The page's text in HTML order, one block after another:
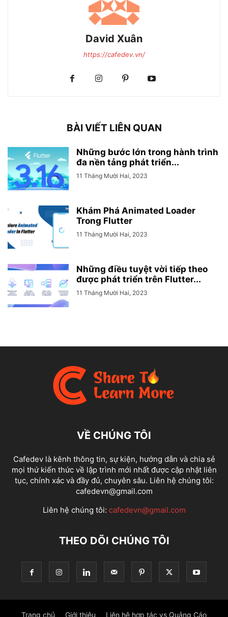
David Xuân
https://cafedev.vn/
BÀI VIẾT LIÊN QUAN
Những bước lớn trong hành trình
đa nền tảng phát triển...
11 Tháng Mười Hai, 2023
Khám Phá Animated Loader
Trong Flutter
11 Tháng Mười Hai, 2023
Những điều tuyệt vời tiếp theo
được phát triển trên Flutter...
11 Tháng Mười Hai, 2023
VỀ CHÚNG TÔI
Cafedev là kênh thông tin, sự kiện, hướng dẫn và chia sẻ
mọi thứ kiến thức về lập trình mới nhất được cập nhật liên
tục, chính xác và đầy đủ, chuyên sâu. Liên hệ chúng tôi:
cafedevn@gmail.com
Liên hệ chúng tôi: cafedevn@gmail.com
THEO DÕI CHÚNG TÔI
Trang chủ Giới thiệu Liên hệ hợp tác vs Quảng Cáo